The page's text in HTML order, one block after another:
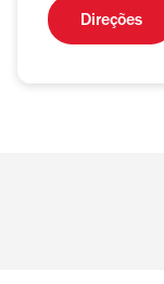
Direções